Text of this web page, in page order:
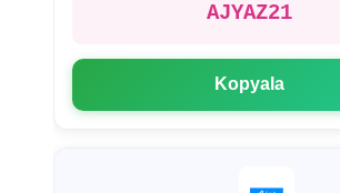
AJYAZ21
Kopyala